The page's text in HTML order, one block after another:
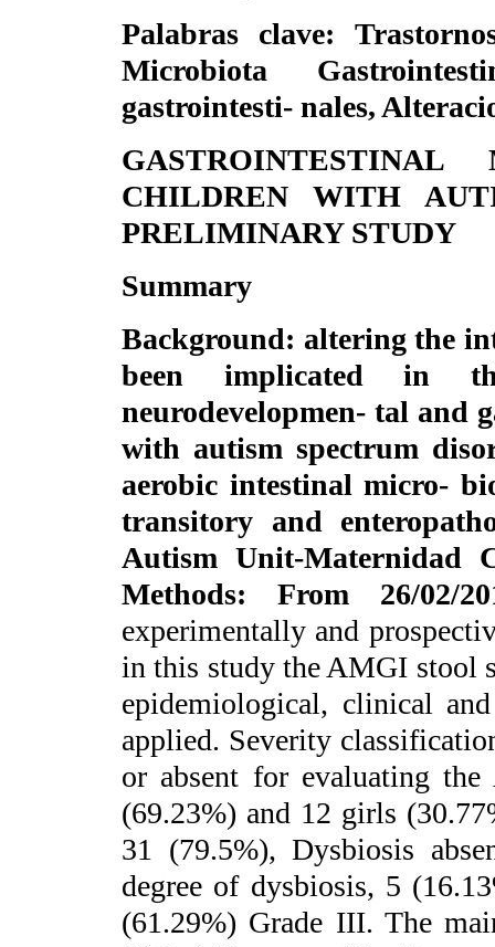
Palabras clave:
Microbiota
gastrointesti- nales,
CHILDREN WITH
PRELIMINARY STUDY
Summary
Background: altering the
been implicated in
neurodevelopmen- tal and
with autism spectrum
aerobic intestinal micro-
transitory and
Autism Unit-Maternidad
Methods: From 26/02/
experimentally and
in this study the AMGI stool
epidemiological, clinical
applied. Severity
or absent for evaluating
(69.23%) and 12 girls
31 (79.5%), Dysbiosis
degree of dysbiosis, 5
(61.29%) Grade III. The